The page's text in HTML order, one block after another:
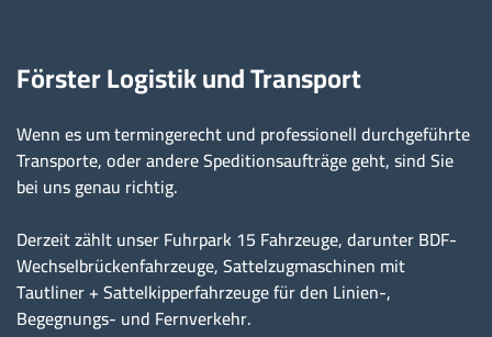
Förster Logistik und Transport
Wenn es um termingerecht und professionell durchgeführte
Transporte, oder andere Speditionsaufträge geht, sind Sie
bei uns genau richtig.
Derzeit zählt unser Fuhrpark 15 Fahrzeuge, darunter BDF-
Wechselbrückenfahrzeuge, Sattelzugmaschinen mit
Tautliner + Sattelkipperfahrzeuge für den Linien-,
Begegnungs- und Fernverkehr.